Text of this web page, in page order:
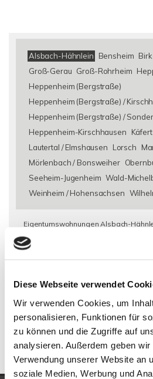
Diese Webseite verwendet
Wir verwenden Cookies, um
personalisieren, Funktionen für
zu können und die Zugriffe auf
analysieren. Außerdem geben
Verwendung unserer Website an
soziale Medien, Werbung und
Alsbach-Hähnlein Bensheim
Groß-Gerau Groß-Rohrheim
Heppenheim (Bergstraße)
Heppenheim (Bergstraße) /
Heppenheim (Bergstraße) /
Heppenheim-Kirschhausen
Lautertal / Elmshausen
Lorsch
Mörlenbach / Bonsweiher
Seeheim-Jugenheim Wald-
Weinheim / Hohensachsen
Eigentumswohnungen Alsbach-
Alsbach-Hähnlein
Alsbach-Hähnlein
Wohnung Alsbach-
Alsbach-Hähnlein
Immobilie
Alsbach-Hähnlein
Immobilienkauf